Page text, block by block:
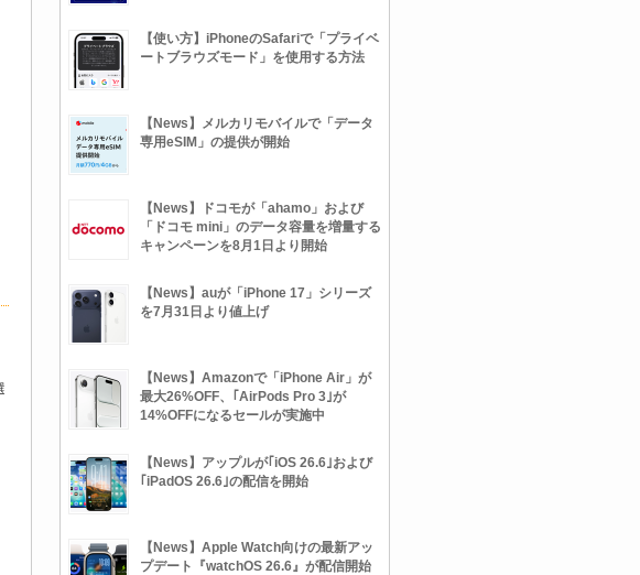
【使い方】iPhoneのSafariで「プライベ
ートブラウズモード」を使用する方法
【News】メルカリモバイルで「データ
専用eSIM」の提供が開始
【News】ドコモが「ahamo」および
「ドコモ mini」のデータ容量を増量する
キャンペーンを8月1日より開始
【News】auが「iPhone 17」シリーズ
を7月31日より値上げ
【News】Amazonで「iPhone Air」が
最大26%OFF、｢AirPods Pro 3｣が
14%OFFになるセールが実施中
【News】アップルが｢iOS 26.6｣および
｢iPadOS 26.6｣の配信を開始
【News】Apple Watch向けの最新アッ
プデート『watchOS 26.6』が配信開始